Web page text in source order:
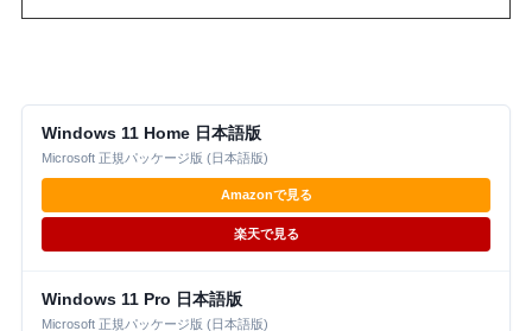
Windows 11 Home 日本語版
Microsoft 正規パッケージ版 (日本語版)
Amazonで見る
楽天で見る
Windows 11 Pro 日本語版
Microsoft 正規パッケージ版 (日本語版)